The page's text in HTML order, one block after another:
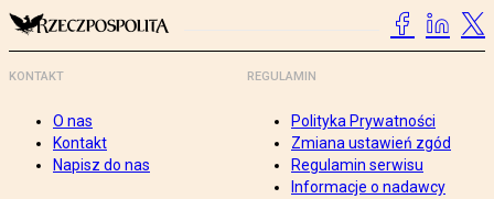
KONTAKT
O nas
Kontakt
Napisz do nas
REGULAMIN
Polityka Prywatności
Zmiana ustawień zgód
Regulamin serwisu
Informacje o nadawcy